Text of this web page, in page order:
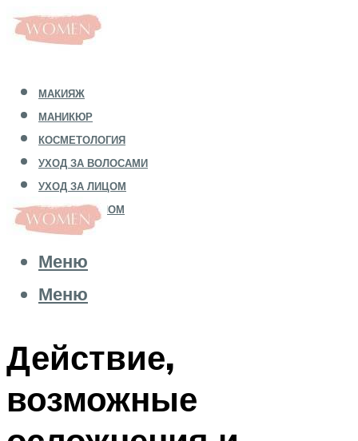
МАКИЯЖ
МАНИКЮР
КОСМЕТОЛОГИЯ
УХОД ЗА ВОЛОСАМИ
УХОД ЗА ЛИЦОМ
УХОД ЗА ТЕЛОМ
Меню
Меню
Действие,
возможные